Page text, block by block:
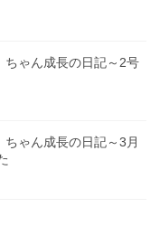
ちゃん成長の日記～2号
ゃん成長の日記～3月